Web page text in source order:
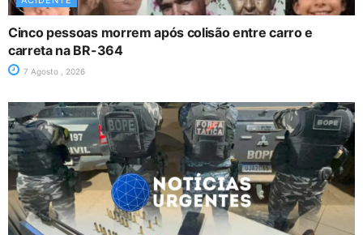
Cinco pessoas morrem após colisão entre carro e
carreta na BR-364
7 Agosto , 2026